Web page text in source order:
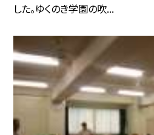
した。ゆくのき学園の吹...